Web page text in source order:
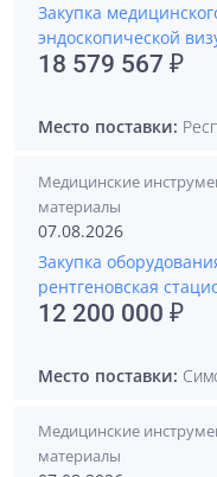
Закупка
эндоскопической
18 579 567 ₽
Место поставки:
Медицинские
материалы
07.08.2026
Закупка
рентгеновская
12 200 000 ₽
Место поставки:
Медицинские
материалы